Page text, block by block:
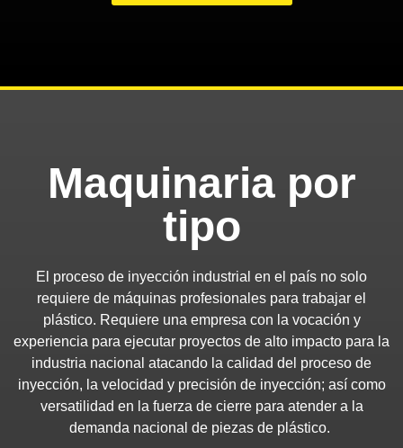
Maquinaria por
tipo
El proceso de inyección industrial en el país no solo
requiere de máquinas profesionales para trabajar el
plástico. Requiere una empresa con la vocación y
experiencia para ejecutar proyectos de alto impacto para la
industria nacional atacando la calidad del proceso de
inyección, la velocidad y precisión de inyección; así como
versatilidad en la fuerza de cierre para atender a la
demanda nacional de piezas de plástico.